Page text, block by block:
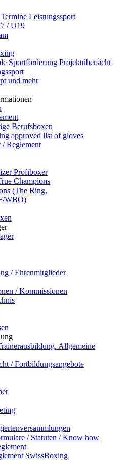
Leistungssport
/ U19
Sportförderung Projektübersicht
und mehr
Berufsboxen
approved list of gloves
Reglement
Profiboxer
Champions
(The Ring,
WBO)
/ Ehrenmitglieder
/ Kommissionen
Allgemeine
/ Fortbildungsangebote
/ Statuten / Know how
SwissBoxing